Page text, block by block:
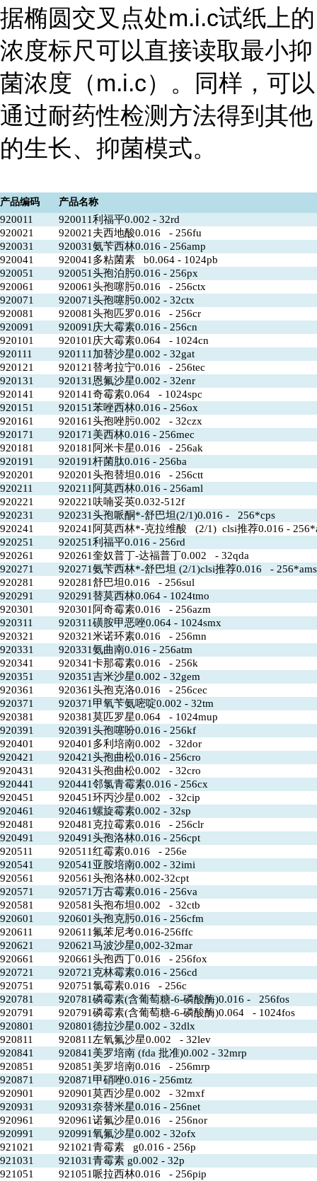
据椭圆交叉点处m.i.c试纸上的
浓度标尺可以直接读取最小抑
菌浓度（m.i.c）。同样，可以
通过耐药性检测方法得到其他
的生长、抑菌模式。
产品编码 产品名称
920011
920011利福平0.002 - 32rd
920021
920021夫西地酸0.016 - 256fu
920031
920031氨苄西林0.016 - 256amp
920041
920041多粘菌素 b0.064 - 1024pb
920051
920051头孢泊肟0.016 - 256px
920061
920061头孢噻肟0.016 - 256ctx
920071
920071头孢噻肟0.002 - 32ctx
920081
920081头孢匹罗0.016 - 256cr
920091
920091庆大霉素0.016 - 256cn
920101
920101庆大霉素0.064 - 1024cn
920111
920111加替沙星0.002 - 32gat
920121
920121替考拉宁0.016 - 256tec
920131
920131恩氟沙星0.002 - 32enr
920141
920141奇霉素0.064 - 1024spc
920151
920151苯唑西林0.016 - 256ox
920161
920161头孢唑肟0.002 - 32czx
920171
920171美西林0.016 - 256mec
920181
920181阿米卡星0.016 - 256ak
920191
920191杆菌肽0.016 - 256ba
920201
920201头孢替坦0.016 - 256ctt
920211
920211阿莫西林0.016 - 256aml
920221
920221呋喃妥英0.032-512f
920231
920231头孢哌酮*-舒巴坦(2/1)0.016 - 256*cps
920241
920241阿莫西林*-克拉维酸 (2/1) clsi推荐0.016 -
920251
920251利福平0.016 - 256rd
920261
920261奎奴普丁-达福普丁0.002 - 32qda
920271
920271氨苄西林*-舒巴坦 (2/1)clsi推荐0.016 - 256*ams
920281
920281舒巴坦0.016 - 256sul
920291
920291替莫西林0.064 - 1024tmo
920301
920301阿奇霉素0.016 - 256azm
920311
920311磺胺甲恶唑0.064 - 1024smx
920321
920321米诺环素0.016 - 256mn
920331
920331氨曲南0.016 - 256atm
920341
920341卡那霉素0.016 - 256k
920351
920351吉米沙星0.002 - 32gem
920361
920361头孢克洛0.016 - 256cec
920371
920371甲氧苄氨嘧啶0.002 - 32tm
920381
920381莫匹罗星0.064 - 1024mup
920391
920391头孢噻吩0.016 - 256kf
920401
920401多利培南0.002 - 32dor
920421
920421头孢曲松0.016 - 256cro
920431
920431头孢曲松0.002 - 32cro
920441
920441邻氯青霉素0.016 - 256cx
920451
920451环丙沙星0.002 - 32cip
920461
920461螺旋霉素0.002 - 32sp
920481
920481克拉霉素0.016 - 256clr
920491
920491头孢洛林0.016 - 256cpt
920511
920511红霉素0.016 - 256e
920541
920541亚胺培南0.002 - 32imi
920561
920561头孢洛林0.002-32cpt
920571
920571万古霉素0.016 - 256va
920581
920581头孢布坦0.002 - 32ctb
920601
920601头孢克肟0.016 - 256cfm
920611
920611氟苯尼考0.016-256ffc
920621
920621马波沙星0,002-32mar
920661
920661头孢西丁0.016 - 256fox
920721
920721克林霉素0.016 - 256cd
920751
920751氯霉素0.016 - 256c
920781
920781磷霉素(含葡萄糖-6-磷酸酶)0.016 - 256fos
920791
920791磷霉素(含葡萄糖-6-磷酸酶)0.064 - 1024fos
920801
920801德拉沙星0.002 - 32dlx
920811
920811左氧氟沙星0.002 - 32lev
920841
920841美罗培南 (fda 批准)0.002 - 32mrp
920851
920851美罗培南0.016 - 256mrp
920871
920871甲硝唑0.016 - 256mtz
920901
920901莫西沙星0.002 - 32mxf
920931
920931奈替米星0.016 - 256net
920961
920961诺氟沙星0.016 - 256nor
920991
920991氧氟沙星0.002 - 32ofx
921021
921021青霉素 g0.016 - 256p
921031
921031青霉素 g0.002 - 32p
921051
921051哌拉西林0.016 - 256pip